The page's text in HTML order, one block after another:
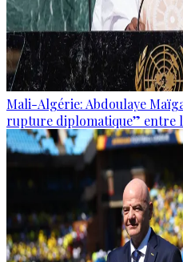
Mali-Algérie: Abdoulaye
rupture diplomatique” entre